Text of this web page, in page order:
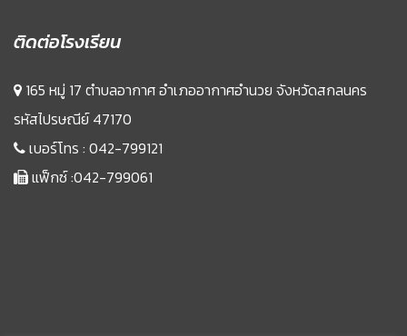
ติดต่อโรงเรียน
165 หมู่ 17 ตำบลอากาศ อำเภออากาศอำนวย จังหวัดสกลนคร
รหัสไปรษณีย์ 47170
เบอร์โทร : 042-799121
แฟ็กซ์ :042-799061